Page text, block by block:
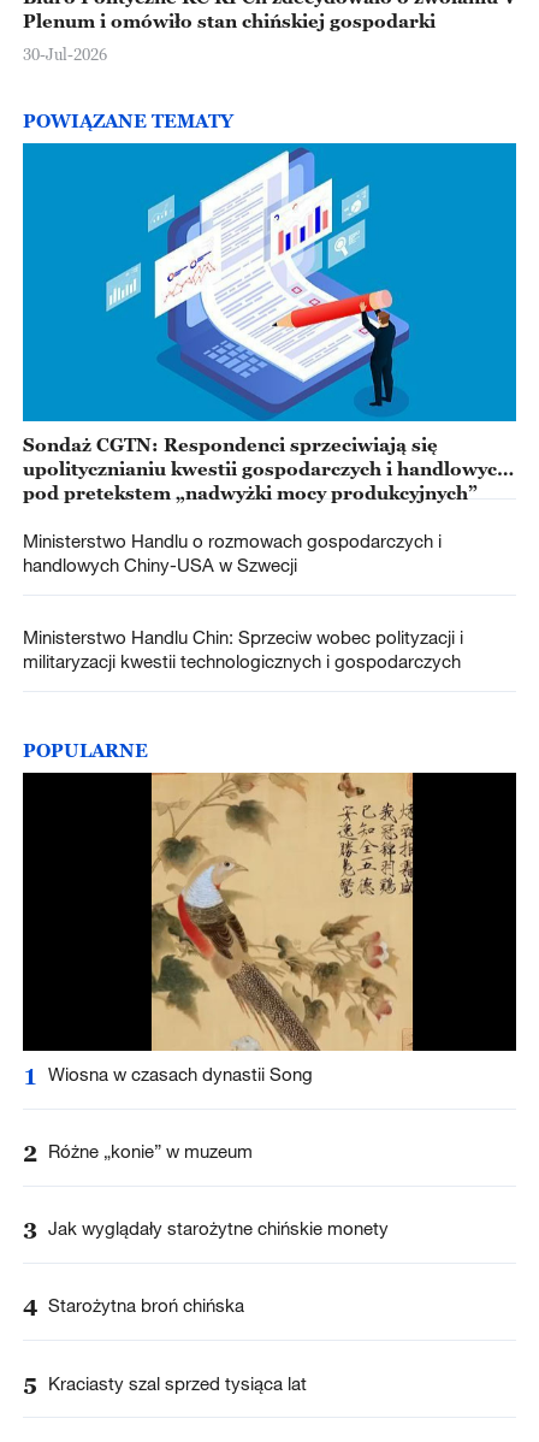
Plenum i omówiło stan chińskiej gospodarki
30-Jul-2026
POWIĄZANE TEMATY
Sondaż CGTN: Respondenci sprzeciwiają się
upolitycznianiu kwestii gospodarczych i handlowych
pod pretekstem „nadwyżki mocy produkcyjnych”
Ministerstwo Handlu o rozmowach gospodarczych i
handlowych Chiny-USA w Szwecji
Ministerstwo Handlu Chin: Sprzeciw wobec polityzacji i
militaryzacji kwestii technologicznych i gospodarczych
POPULARNE
1 Wiosna w czasach dynastii Song
2 Różne „konie” w muzeum
3 Jak wyglądały starożytne chińskie monety
4 Starożytna broń chińska
5 Kraciasty szal sprzed tysiąca lat